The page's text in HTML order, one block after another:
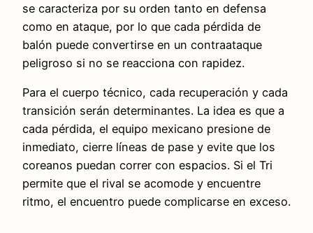
se caracteriza por su orden tanto en defensa
como en ataque, por lo que cada pérdida de
balón puede convertirse en un contraataque
peligroso si no se reacciona con rapidez.
Para el cuerpo técnico, cada recuperación y cada
transición serán determinantes. La idea es que a
cada pérdida, el equipo mexicano presione de
inmediato, cierre líneas de pase y evite que los
coreanos puedan correr con espacios. Si el Tri
permite que el rival se acomode y encuentre
ritmo, el encuentro puede complicarse en exceso.